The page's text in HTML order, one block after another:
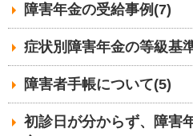
障害年金の受給事例(7)
症状別障害年金の等級基
障害者手帳について(5)
初診日が分からず、障害